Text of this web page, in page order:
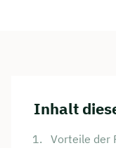
Inhalt
Vorteile der